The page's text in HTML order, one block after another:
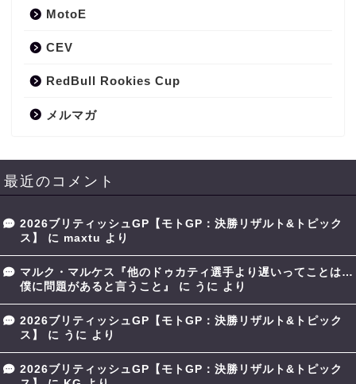
MotoE
CEV
RedBull Rookies Cup
メルマガ
最近のコメント
2026ブリティッシュGP【モトGP：決勝リザルト&トピック
ス】
に maxtu より
マルク・マルケス『他のドゥカティ選手より遅いってことは…
僕に問題があると言うこと』
に うに より
2026ブリティッシュGP【モトGP：決勝リザルト&トピック
ス】
に うに より
2026ブリティッシュGP【モトGP：決勝リザルト&トピック